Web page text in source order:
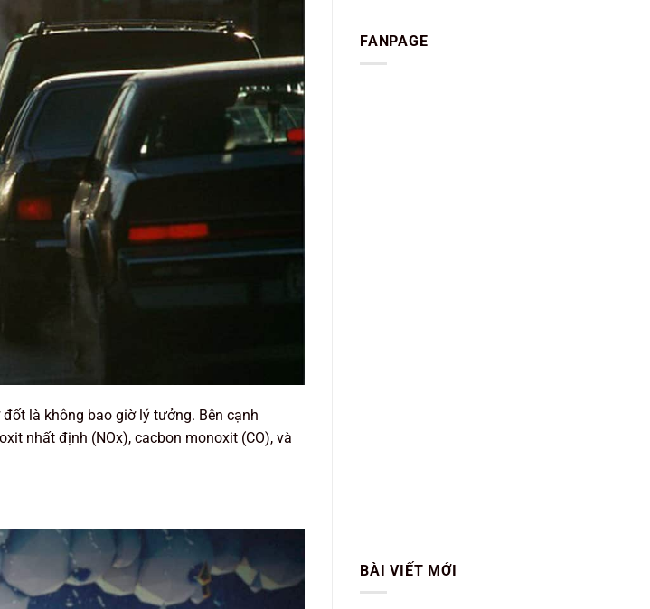
là không bao giờ lý tưởng. Bên cạnh
nhất định (NOx), cacbon monoxit (CO), và
FANPAGE
BÀI VIẾT MỚI